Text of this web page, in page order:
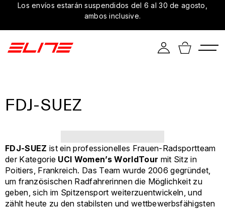
Los envíos estarán suspendidos del 6 al 30 de agosto,
ambos inclusive.
FDJ-SUEZ
FDJ-SUEZ ist ein professionelles Frauen-Radsportteam
der Kategorie UCI Women’s WorldTour mit Sitz in
Poitiers, Frankreich. Das Team wurde 2006 gegründet,
um französischen Radfahrerinnen die Möglichkeit zu
geben, sich im Spitzensport weiterzuentwickeln, und
zählt heute zu den stabilsten und wettbewerbsfähigsten